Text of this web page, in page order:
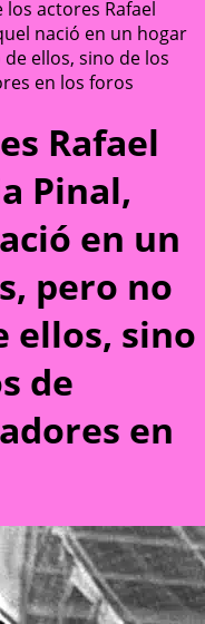
los actores Rafael
nació en un hogar
ellos, sino de los
en los foros
Rafael
Pinal,
en un
pero no
ellos, sino
de
en